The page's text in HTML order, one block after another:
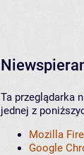
Ta przeglądarka
jednej z
Mozilla
Google